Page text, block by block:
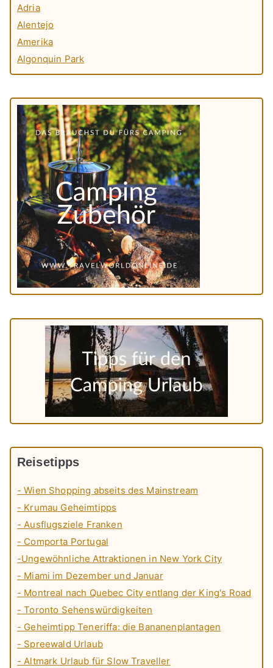
Adria
Alentejo
Amerika
Algonquin Park
Reisetipps
- Wien Shopping abseits des Mainstream
- Krumau Geheimtipps
- Ausflugsziele Franken
- Comporta Portugal
-Ungewöhnliche Attraktionen in New York City
- Miami im Dezember und Januar
- Montreal nach Quebec City entlang der King's Road
- Toronto Sehenswürdigkeiten
- Geheimtipp Teneriffa: die Bananenplantagen
- Spreewald Urlaub
- Altmark Urlaub für Slow Traveller